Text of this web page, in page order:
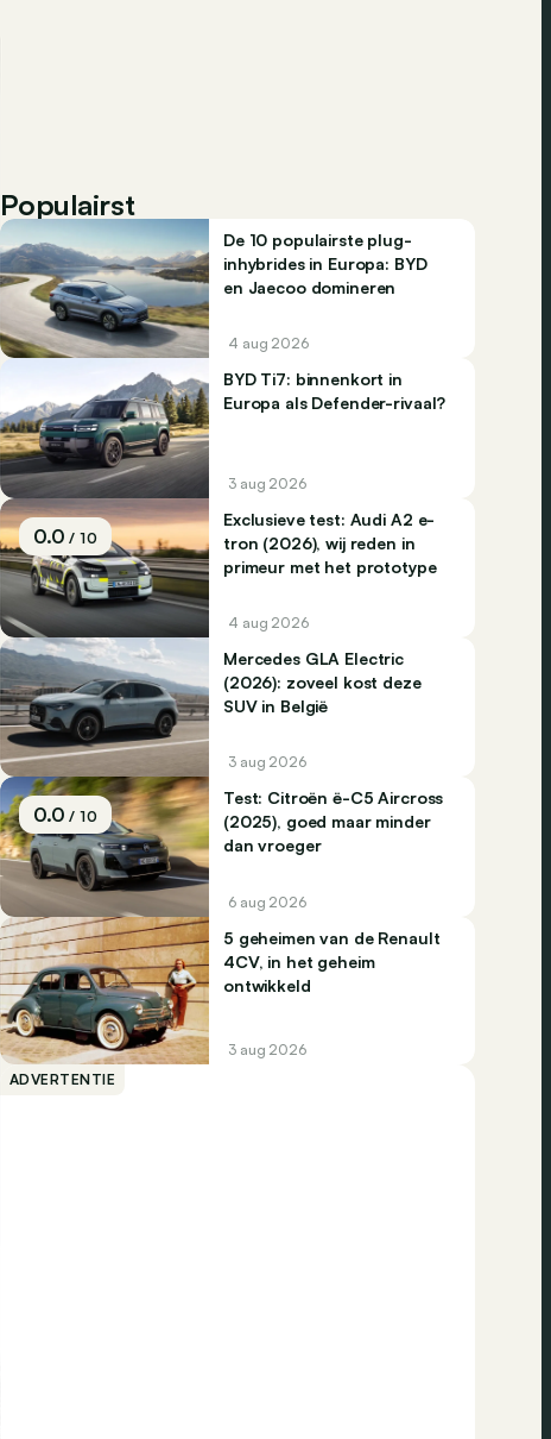
Populairst
De 10 populairste plug-
inhybrides in Europa: BYD
en Jaecoo domineren
4 aug 2026
BYD Ti7: binnenkort in
Europa als Defender-rivaal?
3 aug 2026
0.0/ 10
Exclusieve test: Audi A2 e-
tron (2026), wij reden in
primeur met het prototype
4 aug 2026
Mercedes GLA Electric
(2026): zoveel kost deze
SUV in België
3 aug 2026
0.0/ 10
Test: Citroën ë-C5 Aircross
(2025), goed maar minder
dan vroeger
6 aug 2026
5 geheimen van de Renault
4CV, in het geheim
ontwikkeld
3 aug 2026
ADVERTENTIE